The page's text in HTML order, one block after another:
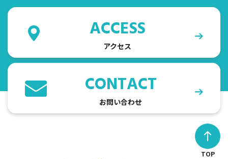
ACCESS
アクセス
CONTACT
お問い合わせ
TOP